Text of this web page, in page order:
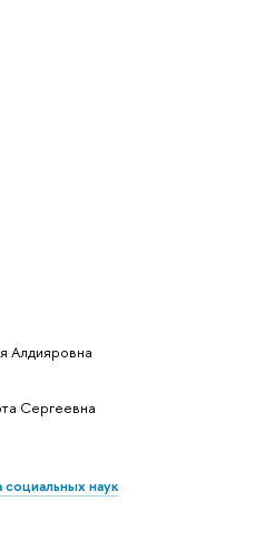
Алдияровна
Сергеевна
наук